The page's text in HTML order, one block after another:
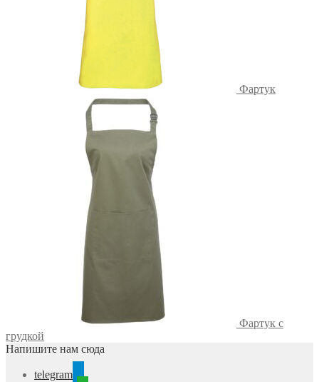
Фартук
Фартук с
грудкой
Напишите нам сюда
telegram